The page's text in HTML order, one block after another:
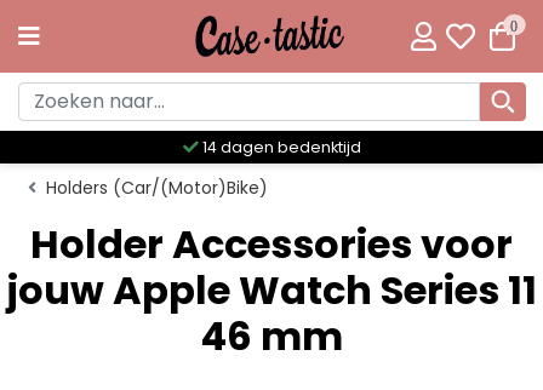
0
14 dagen bedenktijd
Holders (Car/(Motor)Bike)
Holder Accessories voor
jouw Apple Watch Series 11
46 mm